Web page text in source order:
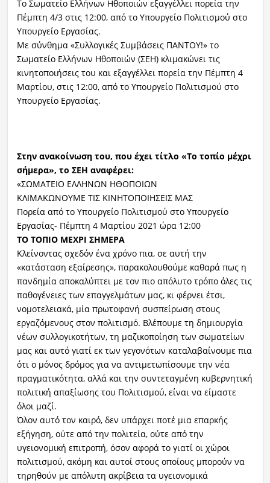
Το Σωματείο Ελλήνων Ηθοποιών εξαγγέλλει πορεία την
Πέμπτη 4/3 στις 12:00, από το Υπουργείο Πολιτισμού στο
Υπουργείο Εργασίας.
Με σύνθημα «Συλλογικές Συμβάσεις ΠΑΝΤΟΥ!» το
Σωματείο Ελλήνων Ηθοποιών (ΣΕΗ) κλιμακώνει τις
κινητοποιήσεις του και εξαγγέλλει πορεία την Πέμπτη 4
Μαρτίου, στις 12:00, από το Υπουργείο Πολιτισμού στο
Υπουργείο Εργασίας.
Στην ανακοίνωση του, που έχει τίτλο «Το τοπίο μέχρι
σήμερα», το ΣΕΗ αναφέρει:
«ΣΩΜΑΤΕΙΟ ΕΛΛΗΝΩΝ ΗΘΟΠΟΙΩΝ
ΚΛΙΜΑΚΩΝΟΥΜΕ ΤΙΣ ΚΙΝΗΤΟΠΟΙΗΣΕΙΣ ΜΑΣ
Πορεία από το Υπουργείο Πολιτισμού στο Υπουργείο
Εργασίας- Πέμπτη 4 Μαρτίου 2021 ώρα 12:00
ΤΟ ΤΟΠΙΟ ΜΕΧΡΙ ΣΗΜΕΡΑ
Κλείνοντας σχεδόν ένα χρόνο πια, σε αυτή την
«κατάσταση εξαίρεσης», παρακολουθούμε καθαρά πως η
πανδημία αποκαλύπτει με τον πιο απόλυτο τρόπο όλες τις
παθογένειες των επαγγελμάτων μας, κι φέρνει έτσι,
νομοτελειακά, μία πρωτοφανή συσπείρωση στους
εργαζόμενους στον πολιτισμό. Βλέπουμε τη δημιουργία
νέων συλλογικοτήτων, τη μαζικοποίηση των σωματείων
μας και αυτό γιατί εκ των γεγονότων καταλαβαίνουμε πια
ότι ο μόνος δρόμος για να αντιμετωπίσουμε την νέα
πραγματικότητα, αλλά και την συντεταγμένη κυβερνητική
πολιτική απαξίωσης του Πολιτισμού, είναι να είμαστε
όλοι μαζί.
Όλον αυτό τον καιρό, δεν υπάρχει ποτέ μια επαρκής
εξήγηση, ούτε από την πολιτεία, ούτε από την
υγειονομική επιτροπή, όσον αφορά το γιατί οι χώροι
πολιτισμού, ακόμη και αυτοί στους οποίους μπορούν να
τηρηθούν με απόλυτη ακρίβεια τα υγειονομικά